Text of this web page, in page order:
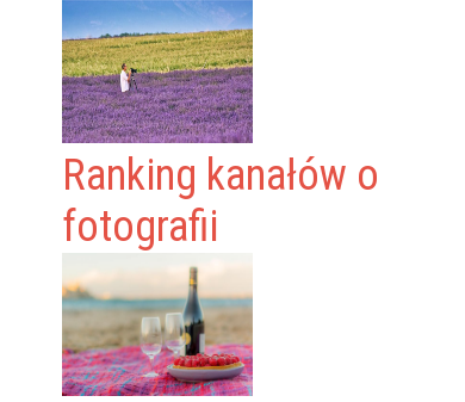
Ranking kanałów o
fotografii